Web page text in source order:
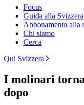
Focus
Guida alla Svizzera
Abbonamento alla
Chi siamo
Cerca
Qui Svizzera
I molinari
dopo